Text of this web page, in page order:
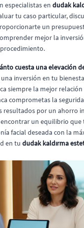
especialistas en dudak
tu caso particular,
un
mejor la
cuesta una elevación
inversión en tu
siempre la mejor
comprometas la
resultados por un ahorro
encontrar un equilibrio que
facial deseada con la
en tu dudak kaldırma